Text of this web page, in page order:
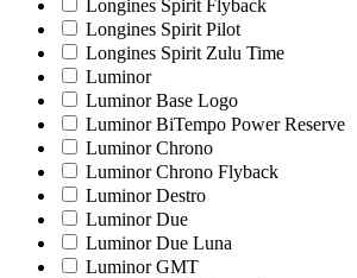
Longines Spirit Flyback
Longines Spirit Pilot
Longines Spirit Zulu Time
Luminor
Luminor Base Logo
Luminor BiTempo Power Reserve
Luminor Chrono
Luminor Chrono Flyback
Luminor Destro
Luminor Due
Luminor Due Luna
Luminor GMT